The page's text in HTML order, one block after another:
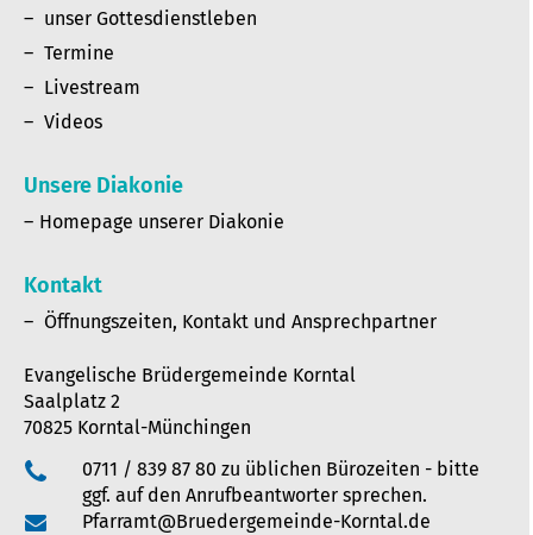
unser Gottesdienstleben
Termine
Livestream
Videos
Unsere Diakonie
Homepage unserer Diakonie
Kontakt
Öffnungszeiten, Kontakt und Ansprechpartner
Evangelische Brüdergemeinde Korntal
Saalplatz 2
70825 Korntal-Münchingen
0711 / 839 87 80 zu üblichen Bürozeiten - bitte
ggf. auf den Anrufbeantworter sprechen.
Pfarramt@Bruedergemeinde-Korntal.de